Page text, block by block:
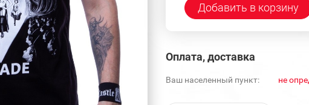
Добавить в корзину
Оплата, доставка
Ваш населенный пункт: не